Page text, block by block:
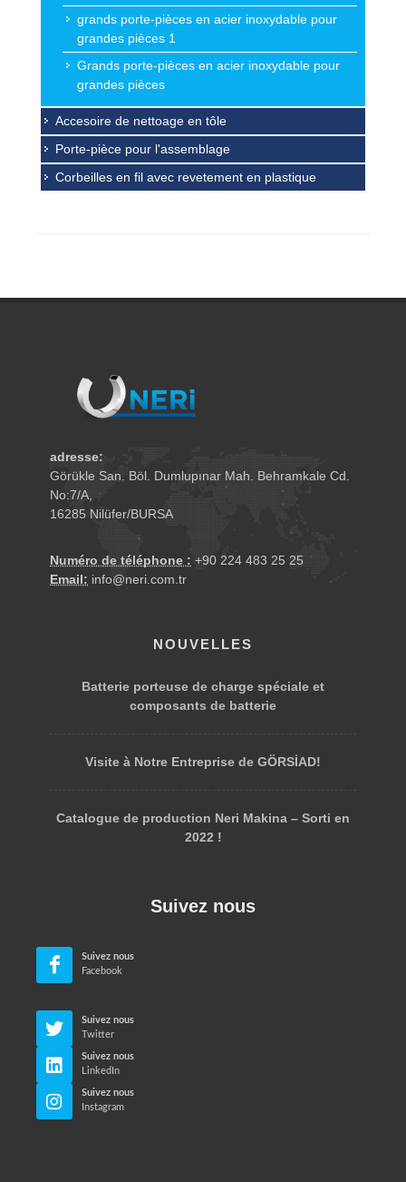
grands porte-pièces en acier inoxydable pour
grandes pièces 1
Grands porte-pièces en acier inoxydable pour
grandes pièces
Accesoire de nettoage en tôle
Porte-pièce pour l'assemblage
Corbeilles en fil avec revetement en plastique
adresse:
Görükle San. Böl. Dumlupınar Mah. Behramkale Cd.
No:7/A,
16285 Nilüfer/BURSA
Numéro de téléphone : +90 224 483 25 25
Email: info@neri.com.tr
NOUVELLES
Batterie porteuse de charge spéciale et
composants de batterie
Visite à Notre Entreprise de GÖRSİAD!
Catalogue de production Neri Makina – Sorti en
2022 !
Suivez nous
Suivez nous
Facebook
Suivez nous
Twitter
Suivez nous
LinkedIn
Suivez nous
Instagram